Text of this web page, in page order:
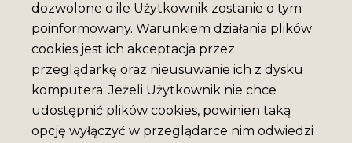
dozwolone o ile Użytkownik zostanie o tym
poinformowany. Warunkiem działania plików
cookies jest ich akceptacja przez
przeglądarkę oraz nieusuwanie ich z dysku
komputera. Jeżeli Użytkownik nie chce
udostępnić plików cookies, powinien taką
opcję wyłączyć w przeglądarce nim odwiedzi